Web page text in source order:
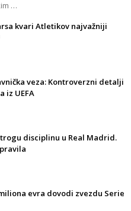
…
kvari Atletikov najvažniji
veza: Kontroverzni detalji
iz UEFA
disciplinu u Real Madrid.
evra dovodi zvezdu Serie